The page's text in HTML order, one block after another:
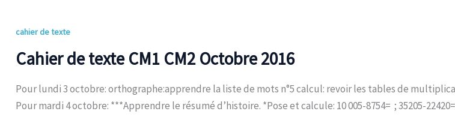
cahier de texte
Cahier de texte CM1 CM2 Octobre 2016
Pour lundi 3 octobre: orthographe:apprendre la liste de mots n°5 calcul: revoir les tables de
Pour mardi 4 octobre: ***Apprendre le résumé d’histoire. *Pose et calcule: 10 005-8754= ; 35205-
Cahier
texte